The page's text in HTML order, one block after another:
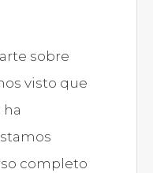
sobre
visto que
completo